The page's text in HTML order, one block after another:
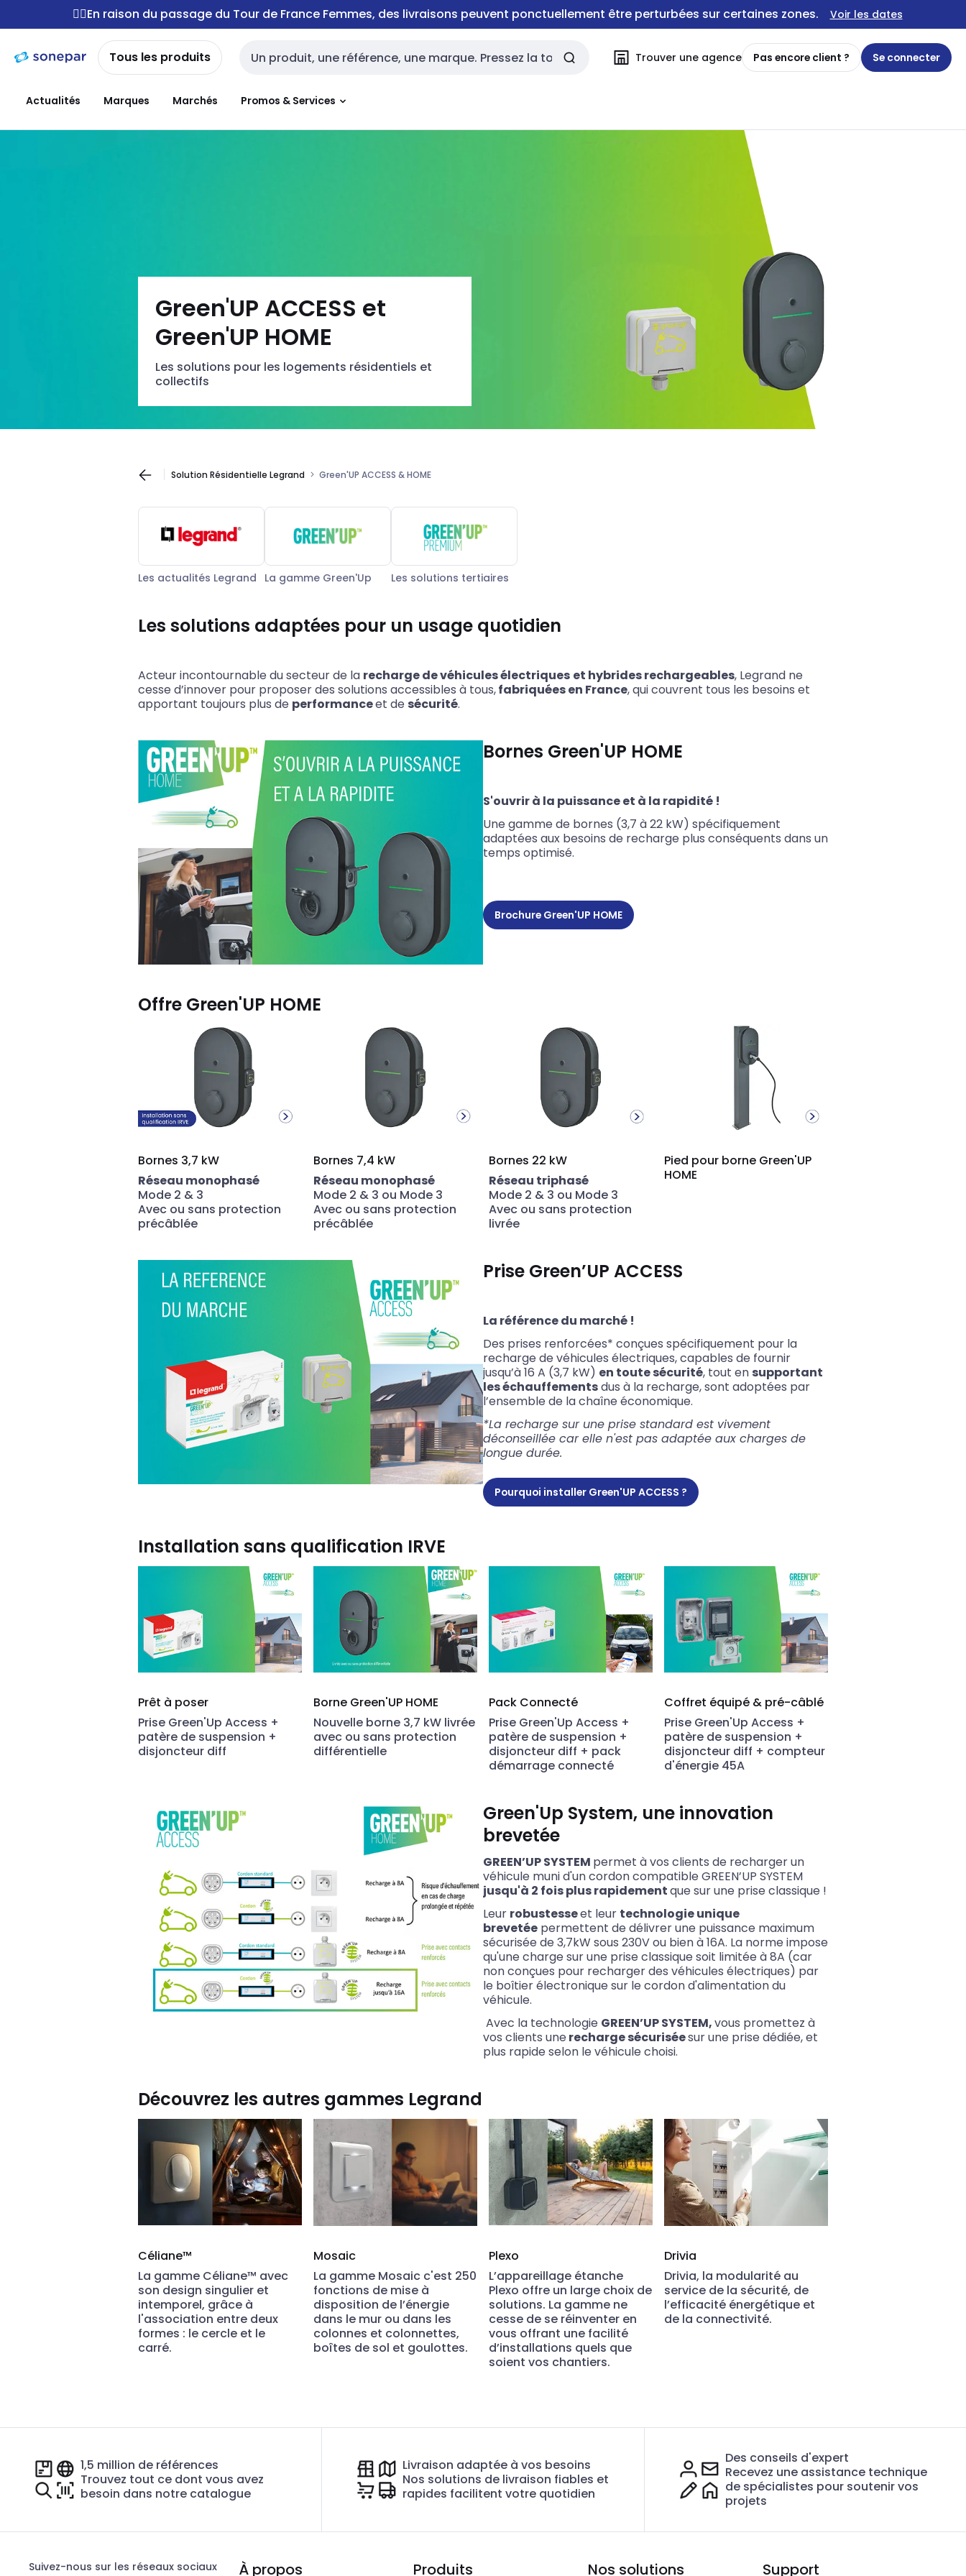
navigation
Passer
au
contenu
🚴‍♂️En raison du passage du Tour de France Femmes, des livraisons peuvent ponctuellement être perturbées sur certaines zones. Voir les dates
Tous les produits Entrée de recherche Trouver une agence Pas encore client ? Se connecter
Actualités Marques Marchés Promos & Services
Green'UP ACCESS et
Green'UP HOME
Les solutions pour les logements résidentiels et
collectifs
Solution Résidentielle Legrand Green'UP ACCESS & HOME
Les actualités Legrand La gamme Green'Up Les solutions tertiaires
Les solutions adaptées pour un usage quotidien
Acteur incontournable du secteur de la recharge de véhicules électriques et hybrides rechargeables, Legrand ne
cesse d’innover pour proposer des solutions accessibles à tous,fabriquées en France, qui couvrent tous les besoins et
apportant toujours plus de performanceet de sécurité.
Bornes Green'UP HOME
S'ouvrir à la puissance et à la rapidité !
Une gamme de bornes (3,7 à 22 kW) spécifiquement
adaptées aux besoins de recharge plus conséquents dans un
temps optimisé.
Brochure Green'UP HOME
Offre Green'UP HOME
Bornes 3,7 kW
Réseau monophasé
Mode 2 & 3
Avec ou sans protection
précâblée
Bornes 7,4 kW
Réseau monophasé
Mode 2 & 3 ou Mode 3
Avec ou sans protection
précâblée
Bornes 22 kW
Réseau triphasé
Mode 2 & 3 ou Mode 3
Avec ou sans protection
livrée
Pied pour borne Green'UP
HOME
Prise Green’UP ACCESS
La référence du marché !
Des prises renforcées* conçues spécifiquement pour la
recharge de véhicules électriques, capables de fournir
jusqu’à 16 A (3,7 kW) en toute sécurité, tout en supportant
les échauffementsdus à la recharge, sont adoptées par
l’ensemble de la chaîne économique.
*La recharge sur une prise standard est vivement
déconseillée car elle n'est pas adaptée aux charges de
longue durée.
Pourquoi installer Green'UP ACCESS ?
Installation sans qualification IRVE
Prêt à poser
Prise Green'Up Access +
patère de suspension +
disjoncteur diff
Borne Green'UP HOME
Nouvelle borne 3,7 kW livrée
avec ou sans protection
différentielle
Pack Connecté
Prise Green'Up Access +
patère de suspension +
disjoncteur diff + pack
démarrage connecté
Coffret équipé & pré-câblé
Prise Green'Up Access +
patère de suspension +
disjoncteur diff + compteur
d'énergie 45A
Green'Up System, une innovation
brevetée
GREEN’UP SYSTEM permet à vos clients de recharger un
véhicule muni d'un cordon compatible GREEN’UP SYSTEM
jusqu'à 2 fois plus rapidementque sur une prise classique !
Leur robustesseet leur technologie unique
brevetée permettent de délivrer une puissance maximum
sécurisée de 3,7kW sous 230V ou bien à 16A. La norme impose
qu'une charge sur une prise classique soit limitée à 8A (car
non conçues pour recharger des véhicules électriques) par
le boîtier électronique sur le cordon d'alimentation du
véhicule.
Avec la technologie GREEN’UP SYSTEM,vous promettez à
vos clients une recharge sécuriséesur une prise dédiée, et
plus rapide selon le véhicule choisi.
Découvrez les autres gammes Legrand
Céliane™
La gamme Céliane™ avec
son design singulier et
intemporel, grâce à
l'association entre deux
formes : le cercle et le
carré.
Mosaic
La gamme Mosaic c'est 250
fonctions de mise à
disposition de l’énergie
dans le mur ou dans les
colonnes et colonnettes,
boîtes de sol et goulottes.
Plexo
L’appareillage étanche
Plexo offre un large choix de
solutions. La gamme ne
cesse de se réinventer en
vous offrant une facilité
d’installations quels que
soient vos chantiers.
Drivia
Drivia, la modularité au
service de la sécurité, de
l’efficacité énergétique et
de la connectivité.
1,5 million de références
Trouvez tout ce dont vous avez
besoin dans notre catalogue
Livraison adaptée à vos besoins
Nos solutions de livraison fiables et
rapides facilitent votre quotidien
Des conseils d'expert
Recevez une assistance technique
de spécialistes pour soutenir vos
projets
Suivez-nous sur les réseaux sociaux À propos Produits Nos solutions Support